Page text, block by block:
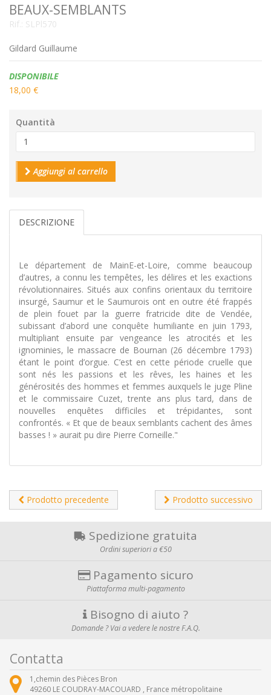
BEAUX-SEMBLANTS
Rif.: SLPl570
Gildard Guillaume
Disponibilità:
DISPONIBILE
18,00 €
Quantità
Aggiungi al carrello
DESCRIZIONE
Le département de MainE-et-Loire, comme beaucoup
d’autres, a connu les tempêtes, les délires et les exactions
révolutionnaires. Situés aux confins orientaux du territoire
insurgé, Saumur et le Saumurois ont en outre été frappés
de plein fouet par la guerre fratricide dite de Vendée,
subissant d’abord une conquête humiliante en juin 1793,
multipliant ensuite par vengeance les atrocités et les
ignominies, le massacre de Bournan (26 décembre 1793)
étant le point d’orgue. C’est en cette période cruelle que
sont nés les passions et les rêves, les haines et les
générosités des hommes et femmes auxquels le juge Pline
et le commissaire Cuzet, trente ans plus tard, dans de
nouvelles enquêtes difficiles et trépidantes, sont
confrontés. « Et que de beaux semblants cachent des âmes
basses ! » aurait pu dire Pierre Corneille."
Prodotto precedente Prodotto successivo
Spedizione gratuita
Ordini superiori a €50
Pagamento sicuro
Piattaforma multi-pagamento
Bisogno di aiuto ?
Domande ? Vai a vedere le nostre F.A.Q.
Contatta
1,chemin des Pièces Bron
49260 LE COUDRAY-MACOUARD , France métropolitaine